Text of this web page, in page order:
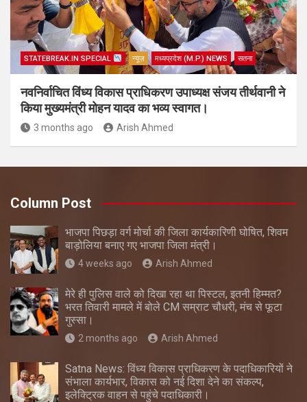
STATEBREAK.IN SPECIAL न्यूज़ मध्यप्रदेश (M.P.) NEWS सतना
नवनिर्वाचित विंध्य विकास प्राधिकरण उपाध्यक्ष संजय तीर्थवानी ने
किया मुख्यमंत्री मोहन यादव का भव्य स्वागत।
3 months ago Arish Ahmed
Column Post
भाजपा पिछड़ा वर्ग मोर्चा की जिला कार्यकारिणी घोषित, शिवम
बाड़ोलिया बनाए गए भाजपा जिला मंत्री।
4 weeks ago Arish Ahmed
मेरे ही पुलिस वाले को दिखा रहा था पिस्टल, इतनी हिम्मत?
भरत तिवारी मामले में बोले CM सम्राट चौधरी, मंच से फूटा
गुस्सा।
2 months ago Arish Ahmed
Satna News: विंध्य विकास प्राधिकरण के पदाधिकारियों ने
संभाला कार्यभार, विकास को नई दिशा देने का संकल्प,
इलेक्ट्रिक वाहन से पहुंचे पदाधिकारी।